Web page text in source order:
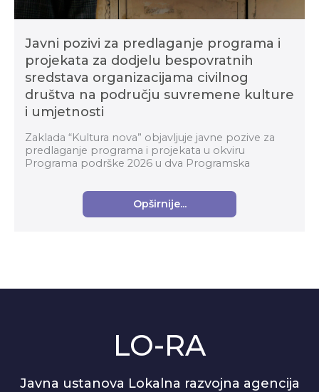
Javni pozivi za predlaganje programa i
projekata za dodjelu bespovratnih
sredstava organizacijama civilnog
društva na području suvremene kulture
i umjetnosti
Zaklada “Kultura nova” objavljuje javne pozive za
predlaganje programa i projekata u okviru
Programa podrške 2026 u dva Programska
umjetnost za...
Opširnije...
LO-RA
Javna ustanova Lokalna razvojna agencija